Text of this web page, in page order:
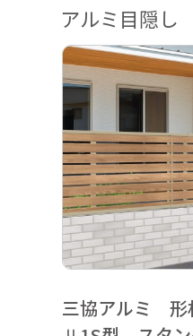
アルミ目隠し
三協アルミ 形